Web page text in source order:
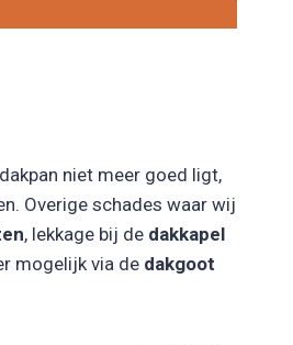
niet meer goed ligt,
Overige schades waar wij
, lekkage bij de dakkapel
mogelijk via de dakgoot